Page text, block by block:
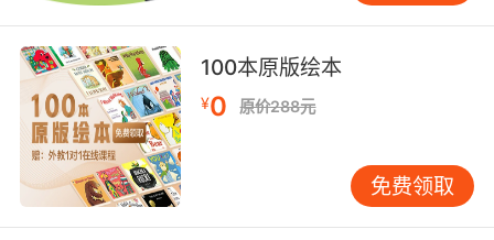
表演与舞蹈：肢体语言与情感表达的艺术
表演是英语音乐剧的另一大支柱，它通过演员的
肢体语言、面部表情与声音变化，将剧本中的文
字转化为生动的舞台形象。一个好的表演应当自
然流畅、真实可信，能够让观众在演员的演绎中
感受到角色的喜怒哀乐。演员之间的默契配合也
是表演成功的关键，他们需要通过精准的走位、
互动与反应，共同营造出一种和谐的舞台氛围。
100本原版绘本
¥0 原价288元
免费领取